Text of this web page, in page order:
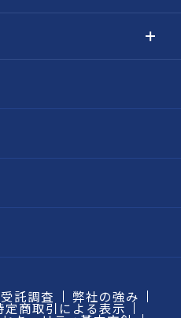
託調査 弊社の強み
定商取引による表示